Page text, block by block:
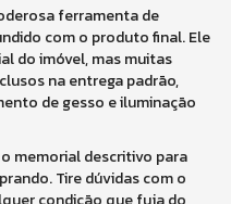
ferramenta de
com o produto final. Ele
do imóvel, mas muitas
na entrega padrão,
de gesso e iluminação
memorial descritivo para
Tire dúvidas com o